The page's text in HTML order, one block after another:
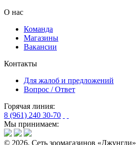
О нас
Команда
Магазины
Вакансии
Контакты
Для жалоб и предложений
Вопрос / Ответ
Горячая линия:
8 (961) 240 30-70
Мы принимаем:
© 2026. Сеть зоомагазинов «Джунгли»